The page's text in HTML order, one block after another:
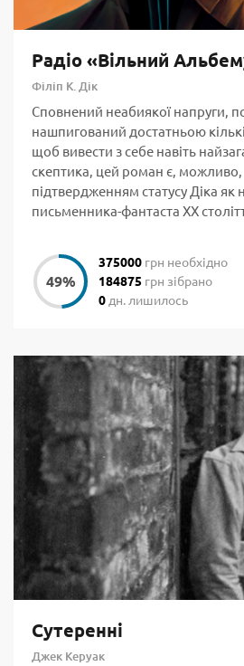
Радіо «Вільний
Філіп К. Дік
Сповнений неабиякої напруги,
нашпигований достатньою
щоб вивести з себе навіть
скептика, цей роман є,
підтвердженням статусу Діка як
письменника-фантаста ХХ
375000 грн необхідно
184875 грн зібрано
0 дн. лишилось
Сутеренні
Джек Керуак